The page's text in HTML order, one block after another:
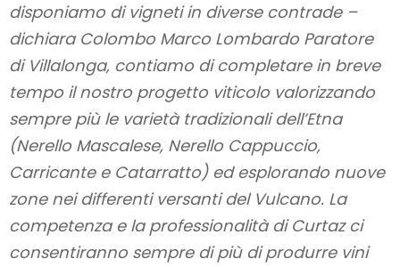
disponiamo di vigneti in diverse contrade –
dichiara Colombo Marco Lombardo Paratore
di Villalonga, contiamo di completare in breve
tempo il nostro progetto viticolo valorizzando
sempre più le varietà tradizionali dell’Etna
(Nerello Mascalese, Nerello Cappuccio,
Carricante e Catarratto) ed esplorando nuove
zone nei differenti versanti del Vulcano. La
competenza e la professionalità di Curtaz ci
consentiranno sempre di più di produrre vini